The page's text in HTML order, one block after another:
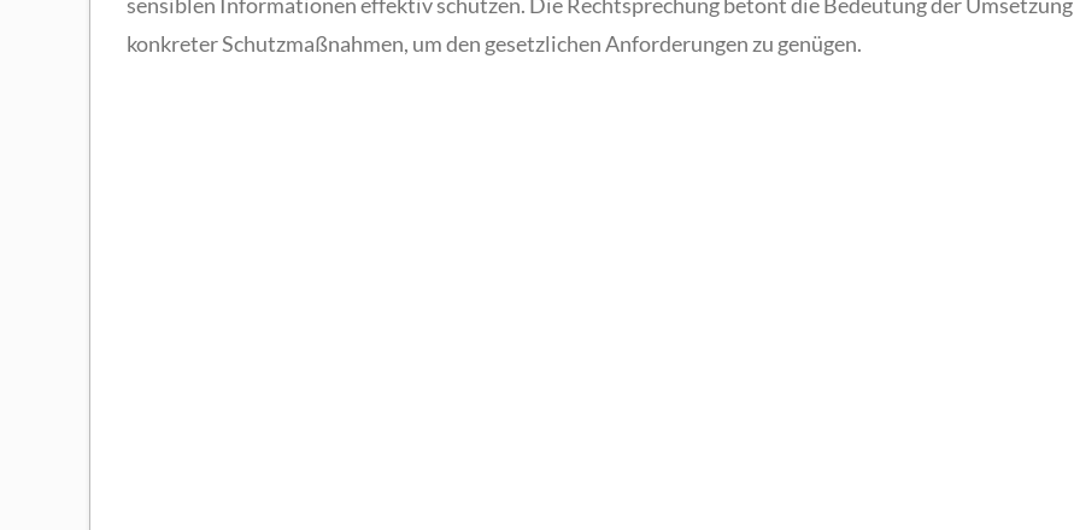
konkreter Schutzmaßnahmen, um den gesetzlichen Anforderungen zu genügen.